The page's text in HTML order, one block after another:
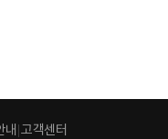
내 고객센터